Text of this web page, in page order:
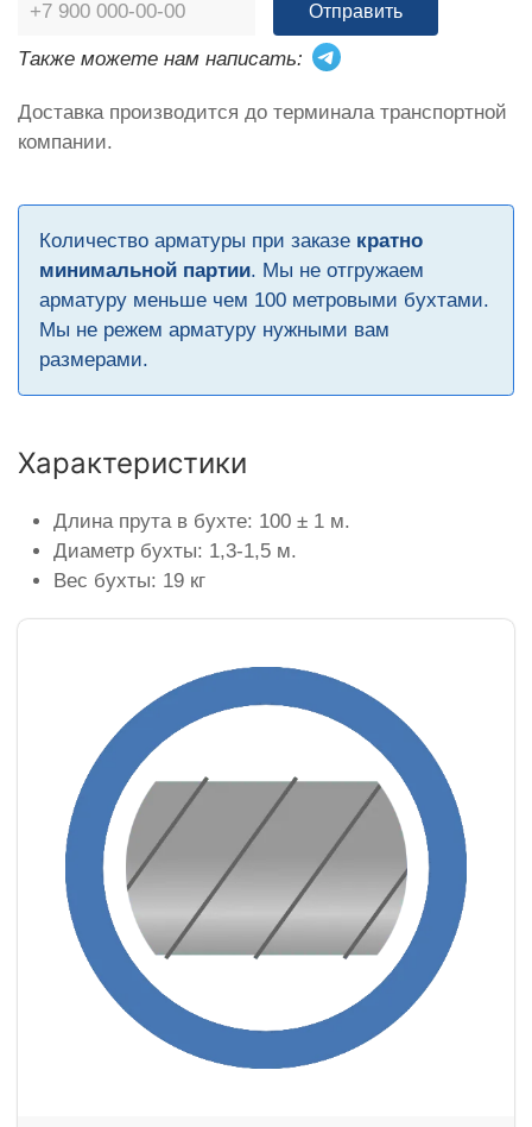
Отправить
Также можете нам написать:
Доставка производится до терминала транспортной
компании.
Количество арматуры при заказе кратно
минимальной партии. Мы не отгружаем
арматуру меньше чем 100 метровыми бухтами.
Мы не режем арматуру нужными вам
размерами.
Характеристики
Длина прута в бухте: 100 ± 1 м.
Диаметр бухты: 1,3-1,5 м.
Вес бухты: 19 кг